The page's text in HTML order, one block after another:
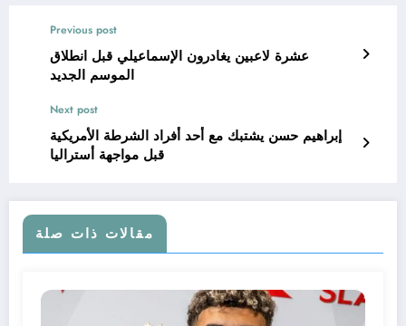
Previous post
عشرة لاعبين يغادرون الإسماعيلي قبل انطلاق
الموسم الجديد
Next post
إبراهيم حسن يشتبك مع أحد أفراد الشرطة الأمريكية
قبل مواجهة أستراليا
مقالات ذات صلة